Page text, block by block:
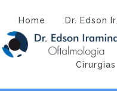
Home Dr. Edson
Cirurgias
Visão